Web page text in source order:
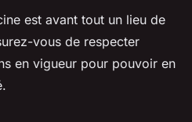
est avant tout un lieu de
vous de respecter
en vigueur pour pouvoir en